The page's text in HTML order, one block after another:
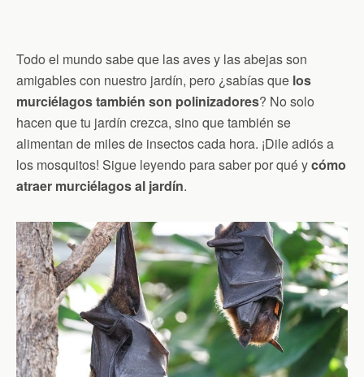
Todo el mundo sabe que las aves y las abejas son
amigables con nuestro jardín, pero ¿sabías que los
murciélagos también son polinizadores? No solo
hacen que tu jardín crezca, sino que también se
alimentan de miles de insectos cada hora. ¡Dile adiós a
los mosquitos! Sigue leyendo para saber por qué ycómo
atraer murciélagos al jardín.